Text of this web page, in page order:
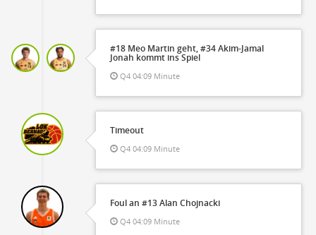
#18 Meo Martin geht, #34 Akim-Jamal
Jonah kommt ins Spiel
Q4 04:09 Minute
Timeout
Q4 04:09 Minute
Foul an #13 Alan Chojnacki
Q4 04:09 Minute